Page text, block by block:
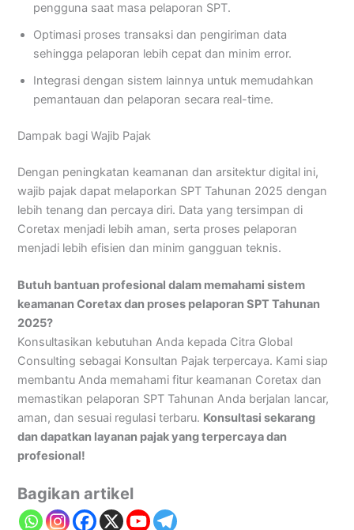
pengguna saat masa pelaporan SPT.
Optimasi proses transaksi dan pengiriman data
sehingga pelaporan lebih cepat dan minim error.
Integrasi dengan sistem lainnya untuk memudahkan
pemantauan dan pelaporan secara real-time.
Dampak bagi Wajib Pajak
Dengan peningkatan keamanan dan arsitektur digital ini,
wajib pajak dapat melaporkan SPT Tahunan 2025 dengan
lebih tenang dan percaya diri. Data yang tersimpan di
Coretax menjadi lebih aman, serta proses pelaporan
menjadi lebih efisien dan minim gangguan teknis.
Butuh bantuan profesional dalam memahami sistem
keamanan Coretax dan proses pelaporan SPT Tahunan
2025?
Konsultasikan kebutuhan Anda kepada Citra Global
Consulting sebagai Konsultan Pajak terpercaya. Kami siap
membantu Anda memahami fitur keamanan Coretax dan
memastikan pelaporan SPT Tahunan Anda berjalan lancar,
aman, dan sesuai regulasi terbaru. Konsultasi sekarang
dan dapatkan layanan pajak yang terpercaya dan
profesional!
Bagikan artikel